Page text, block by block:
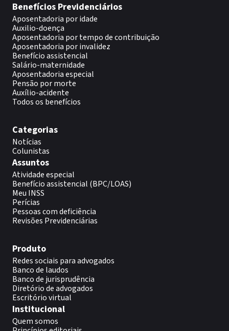
Benefícios Previdenciários
Aposentadoria por idade
Auxilio-doença
Aposentadoria por tempo de contribuição
Aposentadoria por invalidez
Benefício assistencial
Salário-maternidade
Aposentadoria especial
Pensão por morte
Auxílio-acidente
Todos os benefícios
Categorias
Notícias
Colunistas
Assuntos
Atividade especial
Benefício assistencial (BPC/LOAS)
Meu INSS
Perícias
Pessoas com deficiência
Revisões Previdenciárias
Produto
Redes sociais para advogados
Banco de laudos
Banco de jurisprudência
Diretório de advogados
Escritório virtual
Institucional
Quem somos